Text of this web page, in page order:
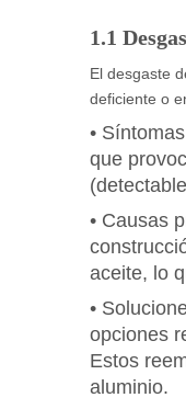
1.1
El desgaste
deficiente o
•
que
• Causas
aceite, lo
•
opciones
Estos
aluminio.